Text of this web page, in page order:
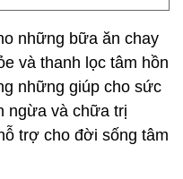
những bữa ăn chay
và thanh lọc tâm hồn
những giúp cho sức
ngừa và chữa trị
trợ cho đời sống tâm